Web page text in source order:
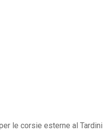
le corsie esterne al Tardini